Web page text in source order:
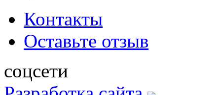
Контакты
Оставьте отзыв
соцсети